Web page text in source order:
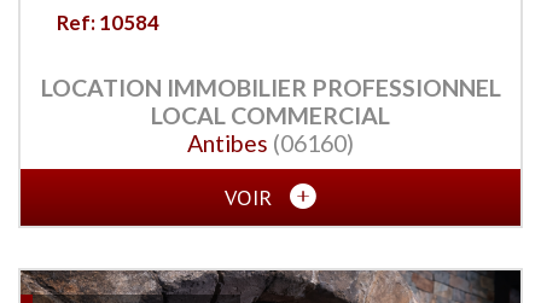
Ref: 10584
LOCATION IMMOBILIER PROFESSIONNEL
LOCAL COMMERCIAL
Antibes (06160)
VOIR